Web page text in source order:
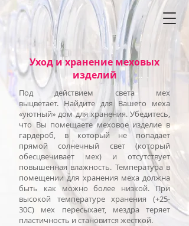
Уход и хранение меховых
изделий
Под действием света мех
выцветает. Найдите для Вашего меха
«уютный» дом для хранения. Убедитесь,
что Вы помещаете меховое изделие в
гардероб, в который не попадает
прямой солнечный свет (который
обесцвечивает мех) и отсутствует
повышенная влажность. Температура в
помещении для хранения меха должна
быть как можно более низкой. При
высокой температуре хранения (+25-
30С) мех пересыхает, мездра теряет
пластичность и становится жесткой.